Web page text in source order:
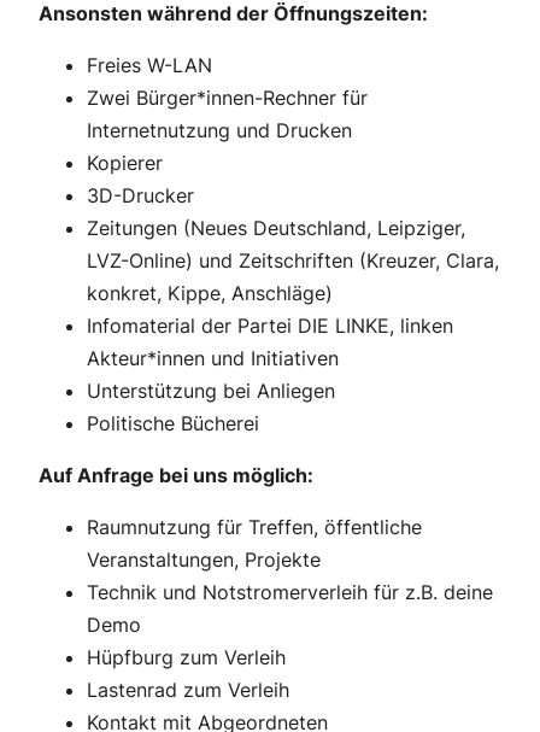
Ansonsten während der Öffnungszeiten:
Freies W-LAN
Zwei Bürger*innen-Rechner für
Internetnutzung und Drucken
Kopierer
3D-Drucker
Zeitungen (Neues Deutschland, Leipziger,
LVZ-Online) und Zeitschriften (Kreuzer, Clara,
konkret, Kippe, Anschläge)
Infomaterial der Partei DIE LINKE, linken
Akteur*innen und Initiativen
Unterstützung bei Anliegen
Politische Bücherei
Auf Anfrage bei uns möglich:
Raumnutzung für Treffen, öffentliche
Veranstaltungen, Projekte
Technik und Notstromerverleih für z.B. deine
Demo
Hüpfburg zum Verleih
Lastenrad zum Verleih
Kontakt mit Abgeordneten